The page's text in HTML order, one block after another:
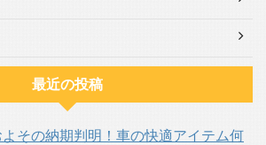
最近の投稿
よその納期判明！車の快適アイテム何